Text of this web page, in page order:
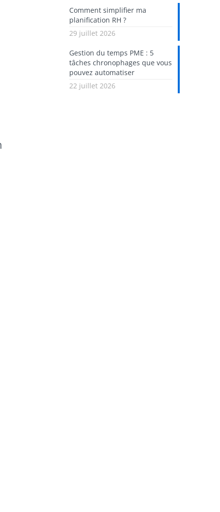
Comment simplifier ma
planification RH ?
29 juillet 2026
Gestion du temps PME : 5
tâches chronophages que vous
pouvez automatiser
22 juillet 2026